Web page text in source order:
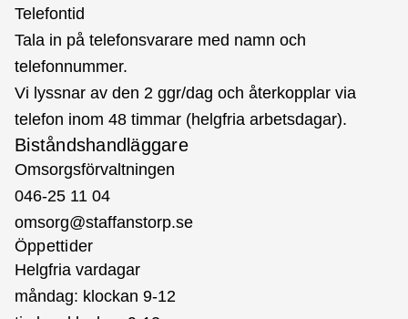
Telefontid
Tala in på telefonsvarare med namn och
telefonnummer.
Vi lyssnar av den 2 ggr/dag och återkopplar via
telefon inom 48 timmar (helgfria arbetsdagar).
Biståndshandläggare
Omsorgsförvaltningen
046-25 11 04
omsorg@staffanstorp.se
Öppettider
Helgfria vardagar
måndag: klockan 9-12